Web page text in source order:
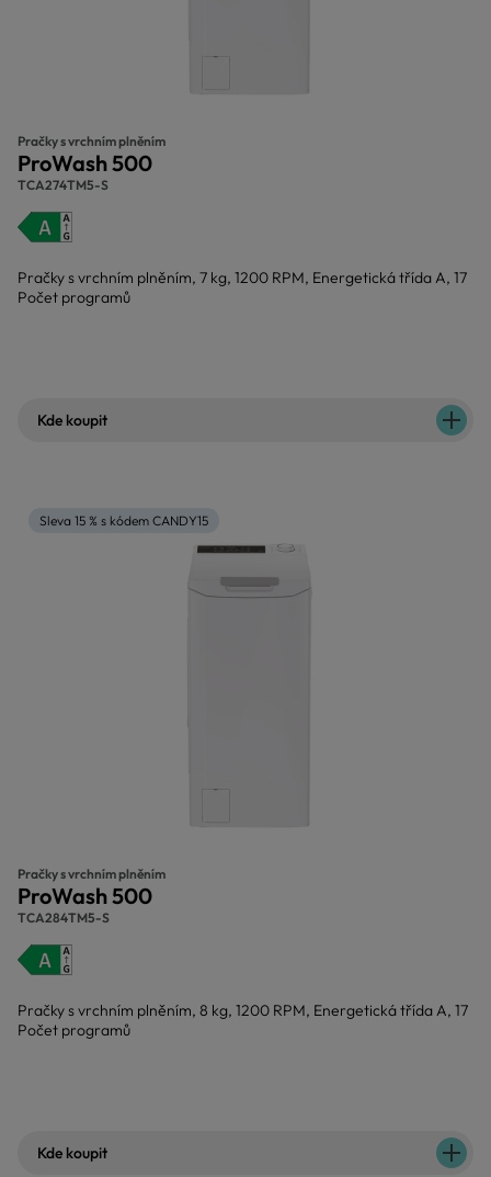
Pračky s vrchním plněním
ProWash 500
TCA274TM5-S
Pračky s vrchním plněním, 7 kg, 1200 RPM, Energetická třída A, 17
Počet programů
Kde koupit
Sleva 15 % s kódem CANDY15
Pračky s vrchním plněním
ProWash 500
TCA284TM5-S
Pračky s vrchním plněním, 8 kg, 1200 RPM, Energetická třída A, 17
Počet programů
Kde koupit